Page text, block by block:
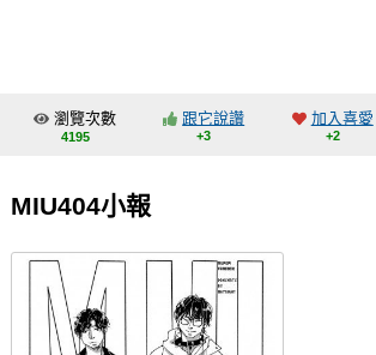
交流中心
會員功能選單
會員中心
註冊會員
登入
瀏覽次數
4195
跟它說讚
+3
加入喜愛
+2
MIU404小報